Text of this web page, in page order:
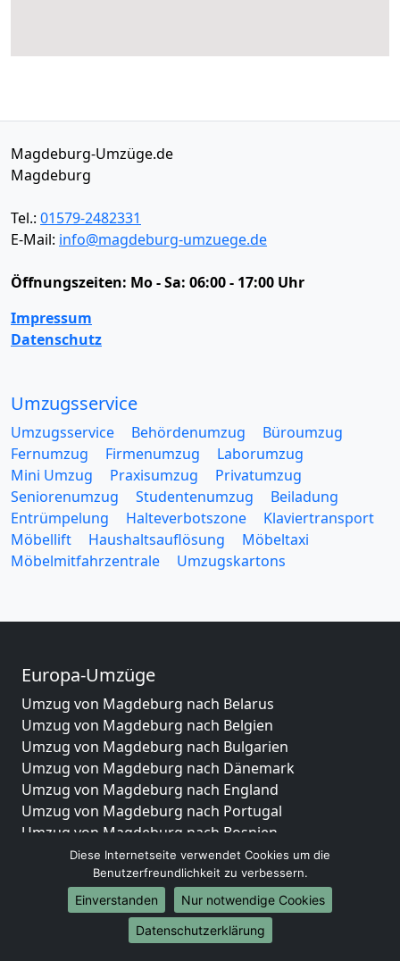
Magdeburg-Umzüge.de
Magdeburg
Tel.: 01579-2482331
E-Mail: info@magdeburg-umzuege.de
Öffnungszeiten: Mo - Sa: 06:00 - 17:00 Uhr
Impressum
Datenschutz
Umzugsservice
Umzugsservice Behördenumzug
Büroumzug
Fernumzug
Firmenumzug
Laborumzug
Mini Umzug
Praxisumzug
Privatumzug
Seniorenumzug
Studentenumzug
Beiladung
Entrümpelung
Halteverbotszone
Klaviertransport
Möbellift
Haushaltsauflösung
Möbeltaxi
Möbelmitfahrzentrale
Umzugskartons
Europa-Umzüge
Umzug von Magdeburg nach Belarus
Umzug von Magdeburg nach Belgien
Umzug von Magdeburg nach Bulgarien
Umzug von Magdeburg nach Dänemark
Umzug von Magdeburg nach England
Umzug von Magdeburg nach Portugal
Umzug von Magdeburg nach Bosnien
und Herzegowina
Umzug von Magdeburg nach Irland
Umzug von Magdeburg nach Lettland
Umzug von Magdeburg nach Zypern
Umzug von Magdeburg nach Kroatien
Diese Internetseite verwendet Cookies um die
Benutzerfreundlichkeit zu verbessern.
Einverstanden
Nur notwendige Cookies
Datenschutzerklärung